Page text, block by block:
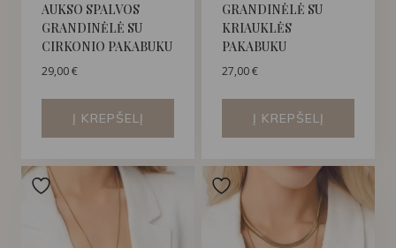
AUKSO SPALVOS
GRANDINĖLĖ SU
CIRKONIO PAKABUKU
29,00€
Į KREPŠELĮ
GRANDINĖLĖ SU
KRIAUKLĖS
PAKABUKU
27,00€
Į KREPŠELĮ